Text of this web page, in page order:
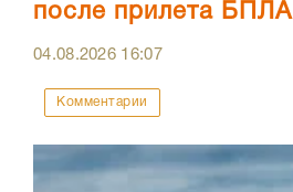
после прилета БПЛА
04.08.2026 16:07
Комментарии